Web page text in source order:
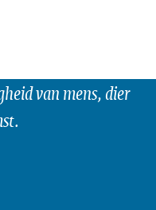
van mens, dier